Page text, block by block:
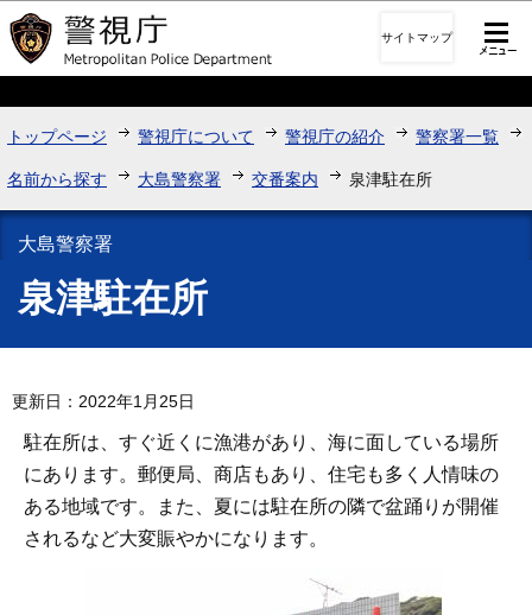
このページの本文へ移動
サイトマップ
トップページ 警視庁について 警視庁の紹介 警察署一覧
名前から探す 大島警察署 交番案内 泉津駐在所
大島警察署
泉津駐在所
更新日：2022年1月25日
駐在所は、すぐ近くに漁港があり、海に面している場所
にあります。郵便局、商店もあり、住宅も多く人情味の
ある地域です。また、夏には駐在所の隣で盆踊りが開催
されるなど大変賑やかになります。